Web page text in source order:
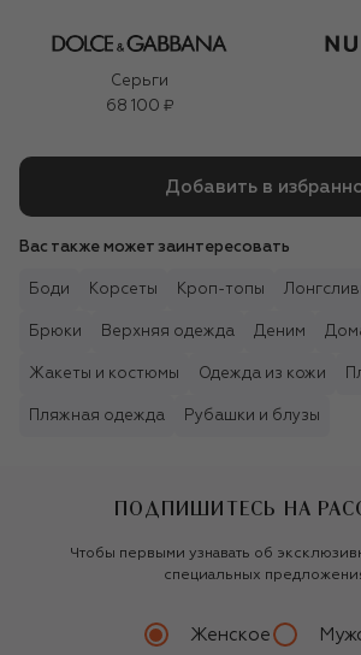
Серьги
68 100 ₽
Добавить в
Вас также может заинтересовать
Боди Корсеты Кроп-топы
Брюки Верхняя одежда Деним
Жакеты и костюмы Одежда из кожи
Пляжная одежда Рубашки и блузы
ПОДПИШИТЕСЬ НА
Чтобы первыми узнавать об
специальных
Женское